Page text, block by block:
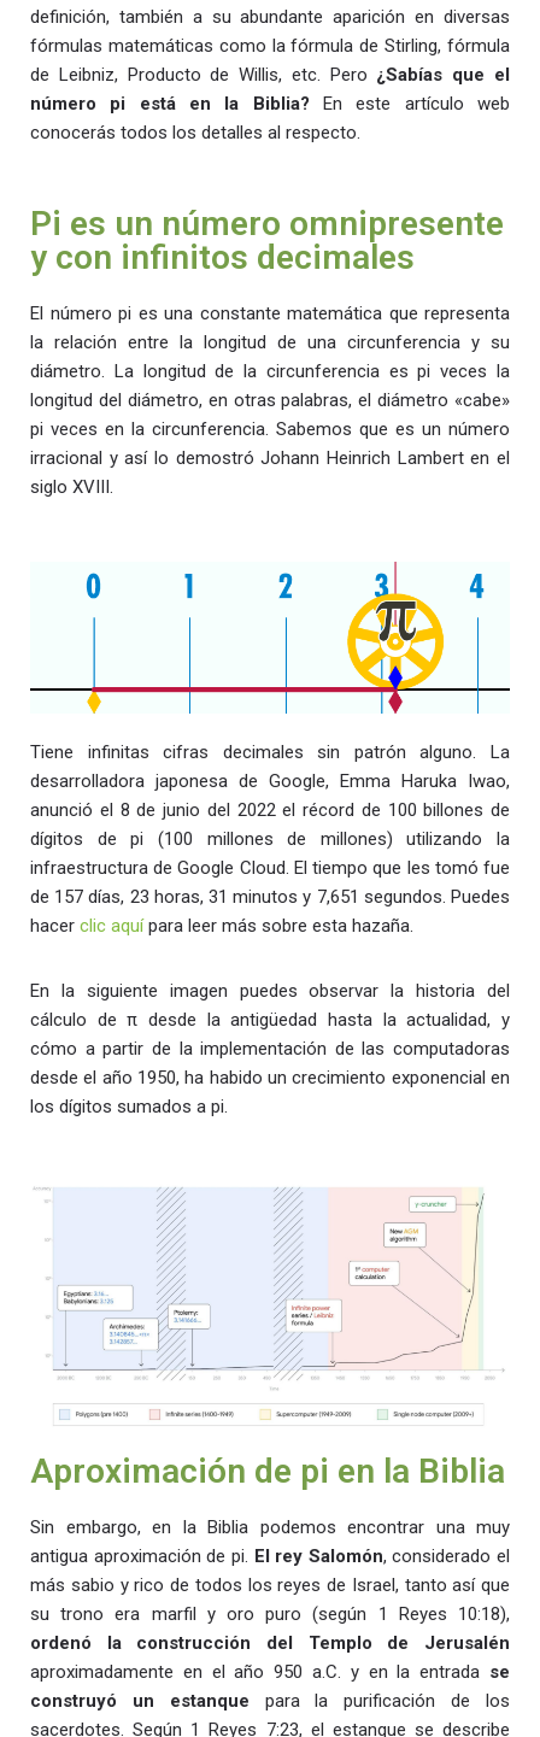
definición, también a su abundante aparición en diversas
fórmulas matemáticas como la fórmula de Stirling, fórmula
de Leibniz, Producto de Willis, etc. Pero ¿Sabías que el
número pi está en la Biblia? En este artículo web
conocerás todos los detalles al respecto.
Pi es un número omnipresente
y con infinitos decimales
El número pi es una constante matemática que representa
la relación entre la longitud de una circunferencia y su
diámetro. La longitud de la circunferencia es pi veces la
longitud del diámetro, en otras palabras, el diámetro «cabe»
pi veces en la circunferencia. Sabemos que es un número
irracional y así lo demostró Johann Heinrich Lambert en el
siglo XVIII.
Tiene infinitas cifras decimales sin patrón alguno. La
desarrolladora japonesa de Google, Emma Haruka Iwao,
anunció el 8 de junio del 2022 el récord de 100 billones de
dígitos de pi (100 millones de millones) utilizando la
infraestructura de Google Cloud. El tiempo que les tomó fue
de 157 días, 23 horas, 31 minutos y 7,651 segundos. Puedes
hacer clic aquípara leer más sobre esta hazaña.
En la siguiente imagen puedes observar la historia del
cálculo de π desde la antigüedad hasta la actualidad, y
cómo a partir de la implementación de las computadoras
desde el año 1950, ha habido un crecimiento exponencial en
los dígitos sumados a pi.
Aproximación de pi en la Biblia
Sin embargo, en la Biblia podemos encontrar una muy
antigua aproximación de pi. El rey Salomón, considerado el
más sabio y rico de todos los reyes de Israel, tanto así que
su trono era marfil y oro puro (según 1 Reyes 10:18),
ordenó la construcción del Templo de Jerusalén
aproximadamente en el año 950 a.C. y en la entrada se
construyó un estanque para la purificación de los
sacerdotes. Según 1 Reyes 7:23, el estanque se describe